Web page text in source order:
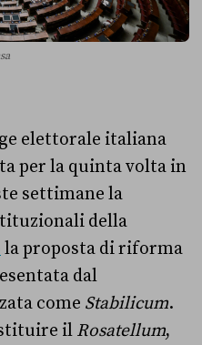
elettorale italiana
per la quinta volta in
settimane la
della
la proposta di riforma
dal
come Stabilicum.
il Rosatellum,